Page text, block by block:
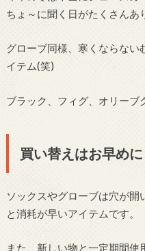
ちょ～に聞く日がたくさんあ
グローブ同様、寒くならない
イテム(笑)
ブラック、フィグ、オリーブ
買い替えはお早めに
ソックスやグローブは穴が開
と消耗が早いアイテムです。
また、新しい物と一定期間